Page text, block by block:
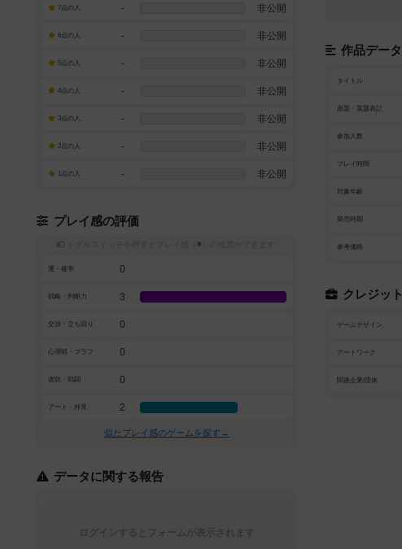
作品データ
タイトル
原題・英題表記
参加人数
プレイ時間
対象年齢
発売時期
参考価格
クレジット
ゲームデザイン
アートワーク
関連企業/団体
7点の人 - 非公開
6点の人 - 非公開
5点の人 - 非公開
4点の人 - 非公開
3点の人 - 非公開
2点の人 - 非公開
1点の人 - 非公開
プレイ感の評価
※
運・確率 0
戦略・判断力 3
交渉・立ち回り 0
心理戦・ブラフ 0
攻防・戦闘 0
アート・外見 2
似たプレイ感のゲームを探す→
データに関する報告